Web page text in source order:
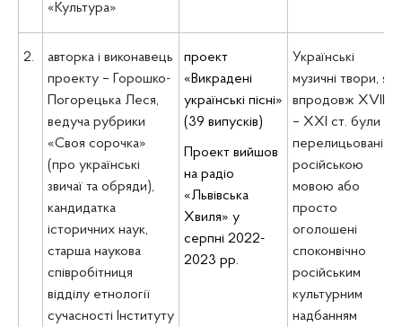
«Культура»
2.
авторка і виконавець
проекту – Горошко-
Погорецька Леся,
ведуча рубрики
«Своя сорочка»
(про українські
звичаї та обряди),
кандидатка
історичних наук,
старша наукова
співробітниця
відділу етнології
сучасності Інституту
проект
«Викрадені
українські пісні»
(39 випусків)
Проект вийшов
на радіо
«Львівська
Хвиля» у
серпні 2022-
2023 рр.
Українські
музичні твори, які
впродовж ХVIII
– ХХІ ст. були
перелицьовані
російською
мовою або
просто
оголошені
споконвічно
російським
культурним
надбанням